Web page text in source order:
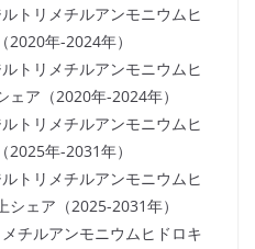
トリメチルアンモニウムヒ
2020年-2024年）
トリメチルアンモニウムヒ
ェア（2020年-2024年）
トリメチルアンモニウムヒ
2025年-2031年）
トリメチルアンモニウムヒ
シェア（2025-2031年）
チルアンモニウムヒドロキ